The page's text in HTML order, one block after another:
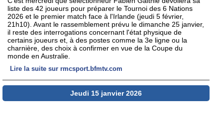
liste des 42 joueurs pour préparer le Tournoi des 6 Nations
2026 et le premier match face à l'Irlande (jeudi 5 février,
21h10). Avant le rassemblement prévu le dimanche 25 janvier,
il reste des interrogations concernant l'état physique de
certains joueurs et, à des postes comme la 3e ligne ou la
charnière, des choix à confirmer en vue de la Coupe du
monde en Australie.
Lire la suite sur rmcsport.bfmtv.com
Jeudi 15 janvier 2026